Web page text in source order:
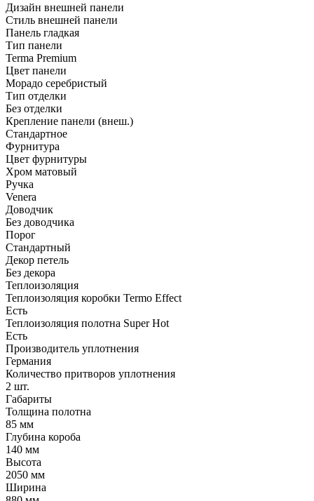
Дизайн внешней панели
Стиль внешней панели
Панель гладкая
Тип панели
Terma Premium
Цвет панели
Морадо серебристый
Тип отделки
Без отделки
Крепление панели (внеш.)
Стандартное
Фурнитура
Цвет фурнитуры
Хром матовый
Ручка
Venera
Доводчик
Без доводчика
Порог
Стандартный
Декор петель
Без декора
Теплоизоляция
Теплоизоляция коробки Termo Effect
Есть
Теплоизоляция полотна Super Нot
Есть
Производитель уплотнения
Германия
Количество притворов уплотнения
2 шт.
Габариты
Толщина полотна
85 мм
Глубина короба
140 мм
Высота
2050 мм
Ширина